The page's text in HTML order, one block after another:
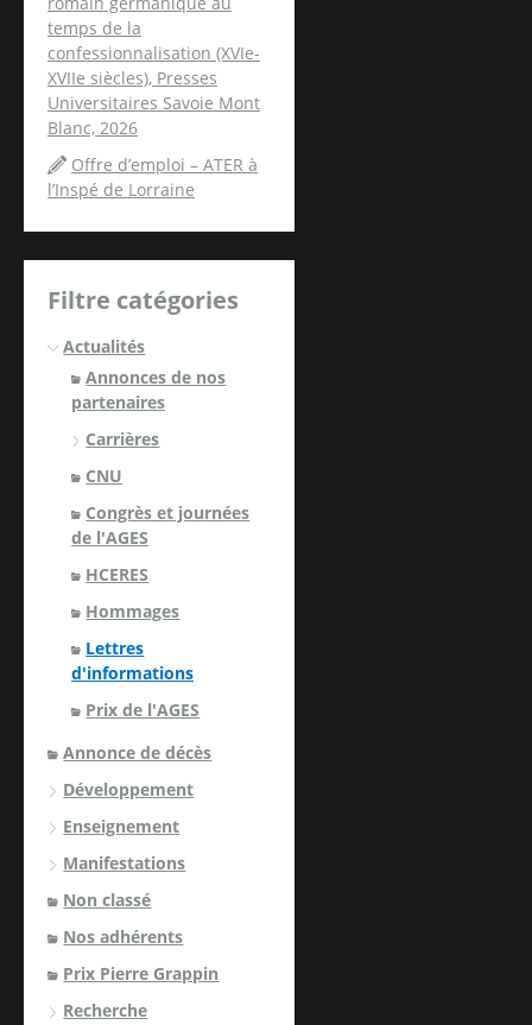
temps de la
confessionnalisation (XVIe-
XVIIe siècles), Presses
Universitaires Savoie Mont
Blanc, 2026
Offre d’emploi – ATER à
l’Inspé de Lorraine
Filtre catégories
Actualités
Annonces de nos
partenaires
Carrières
CNU
Congrès et journées
de l'AGES
HCERES
Hommages
Lettres
d'informations
Prix de l'AGES
Annonce de décès
Développement
Enseignement
Manifestations
Non classé
Nos adhérents
Prix Pierre Grappin
Recherche